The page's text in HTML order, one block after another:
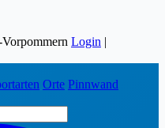
Login |
Orte Pinnwand